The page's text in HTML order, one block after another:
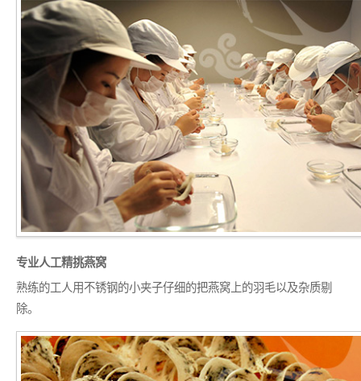
专业人工精挑燕窝
熟练的工人用不锈钢的小夹子仔细的把燕窝上的羽毛以及杂质剔
除。